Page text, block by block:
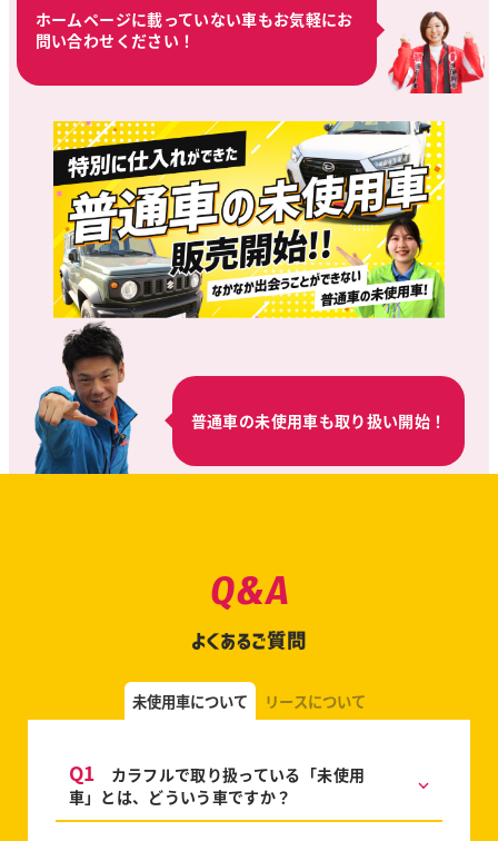
ホームページに載っていない車もお気軽にお
問い合わせください！
普通車の未使用車も取り扱い開始！
Q&A
よくあるご質問
未使用車について リースについて
Q1
カラフルで取り扱っている「未使用
車」とは、どういう車ですか？